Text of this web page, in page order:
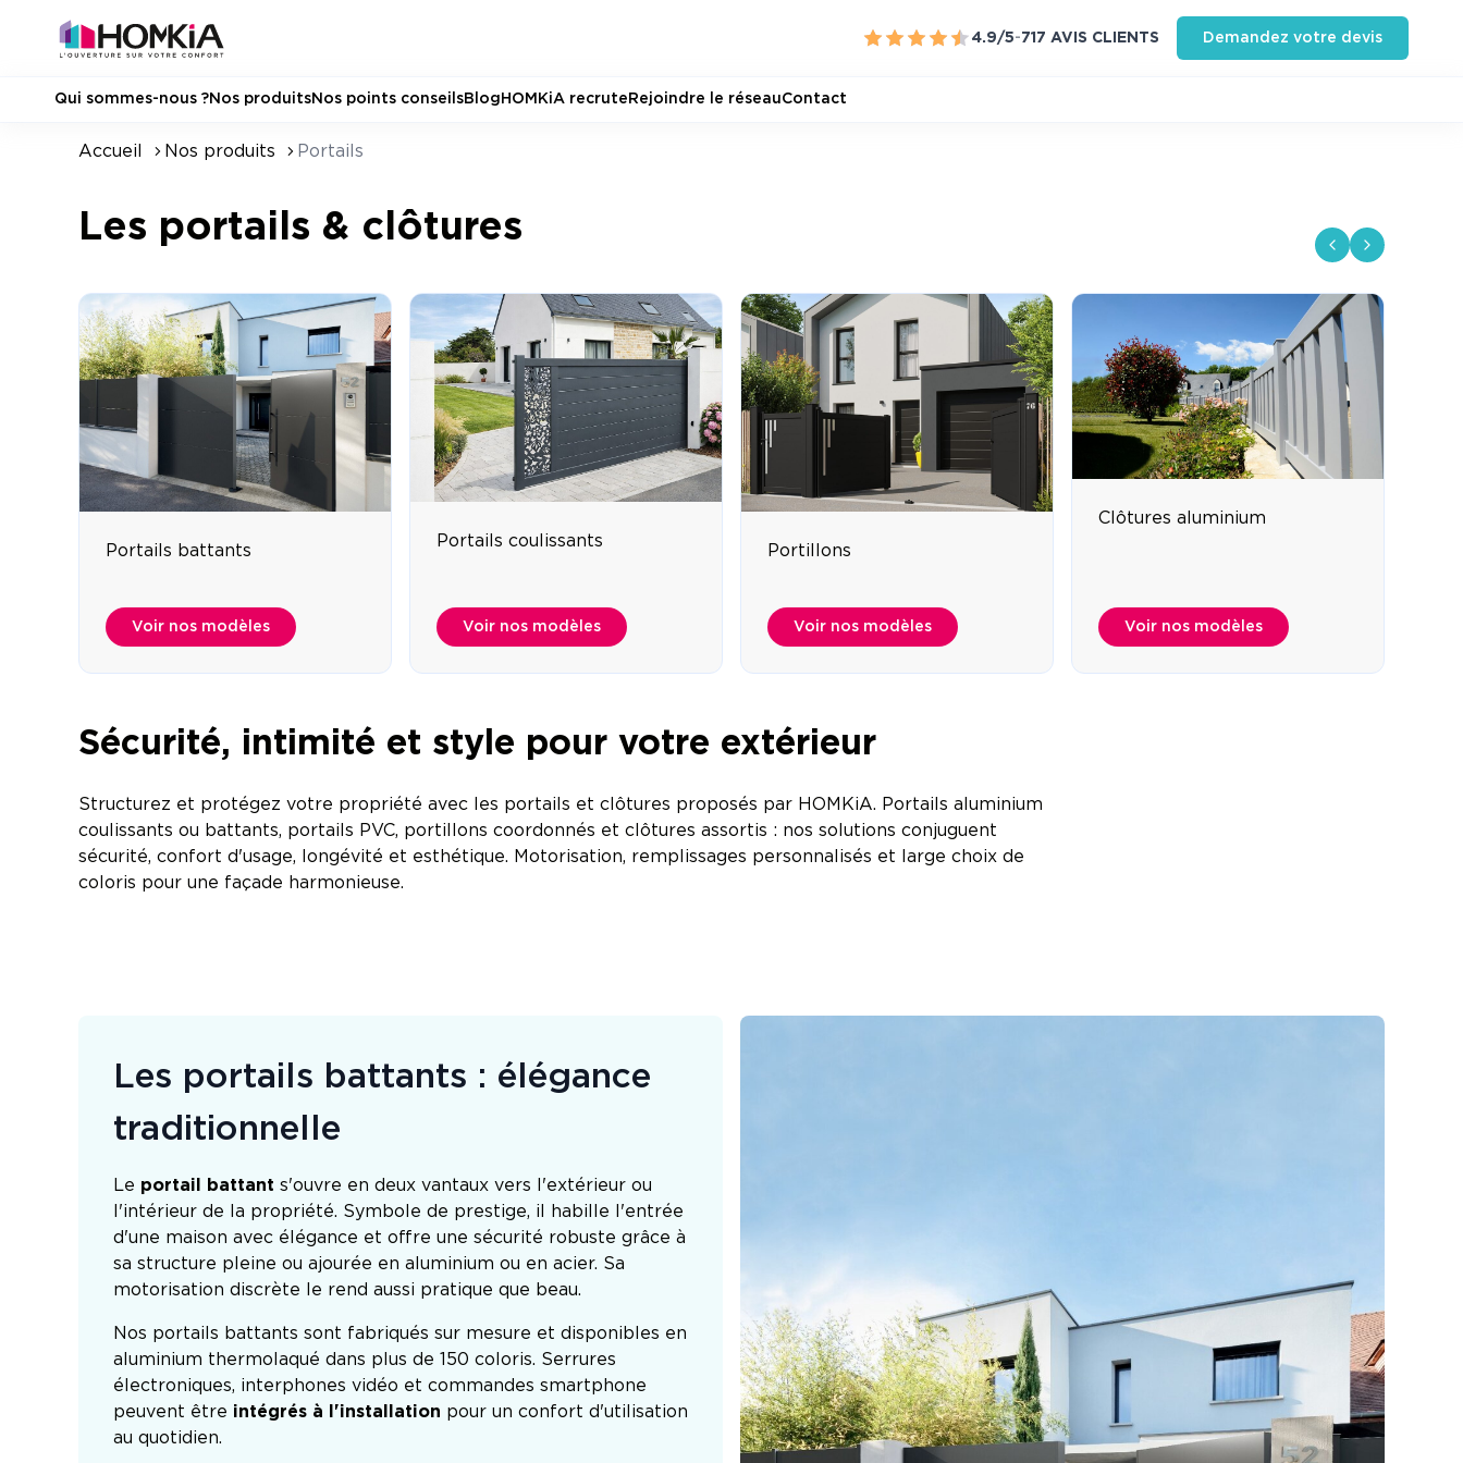
4.9/5-717 AVIS CLIENTS Demandez votre devis
Qui sommes-nous ?Nos produitsNos points conseilsBlog HOMKiA recrute Rejoindre le réseauContact
Accueil Nos produits Portails
Les portails & clôtures
Portails battants
Voir nos modèles
Portails coulissants
Voir nos modèles
Portillons
Voir nos modèles
Clôtures aluminium
Voir nos modèles
Previous slide
Next slide
Sécurité, intimité et style pour votre extérieur
Structurez et protégez votre propriété avec les portails et clôtures proposés par HOMKiA. Portails aluminium
coulissants ou battants, portails PVC, portillons coordonnés et clôtures assortis : nos solutions conjuguent
sécurité, confort d'usage, longévité et esthétique. Motorisation, remplissages personnalisés et large choix de
coloris pour une façade harmonieuse.
Les portails battants : élégance
traditionnelle
Le portail battant s'ouvre en deux vantaux vers l'extérieur ou
l'intérieur de la propriété. Symbole de prestige, il habille l'entrée
d'une maison avec élégance et offre une sécurité robuste grâce à
sa structure pleine ou ajourée en aluminium ou en acier. Sa
motorisation discrète le rend aussi pratique que beau.
Nos portails battants sont fabriqués sur mesure et disponibles en
aluminium thermolaqué dans plus de 150 coloris. Serrures
électroniques, interphones vidéo et commandes smartphone
peuvent être intégrés à l'installation pour un confort d'utilisation
au quotidien.